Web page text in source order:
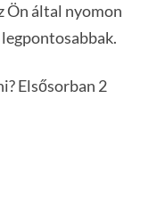
Ön által nyomon
Elsősorban 2